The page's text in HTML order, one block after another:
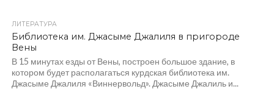
ЛИТЕРАТУРА
Библиотека им. Джасыме Джалиля в пригороде
Вены
В 15 минутах езды от Вены, построен большое здание, в
котором будет располагаться курдская библиотека им.
Джасыме Джалиля «Виннервольд». Джасыме Джалиль и...